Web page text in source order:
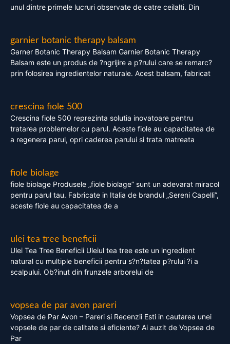
unul dintre primele lucruri observate de catre ceilalti. Din
garnier botanic therapy balsam
Garner Botanic Therapy Balsam Garnier Botanic Therapy
Balsam este un produs de ?ngrijire a p?rului care se remarc?
prin folosirea ingredientelor naturale. Acest balsam, fabricat
crescina fiole 500
Crescina fiole 500 reprezinta solutia inovatoare pentru
tratarea problemelor cu parul. Aceste fiole au capacitatea de
a regenera parul, opri caderea parului si trata matreata
fiole biolage
fiole biolage Produsele „fiole biolage” sunt un adevarat miracol
pentru parul tau. Fabricate in Italia de brandul „Sereni Capelli”,
aceste fiole au capacitatea de a
ulei tea tree beneficii
Ulei Tea Tree Beneficii Uleiul tea tree este un ingredient
natural cu multiple beneficii pentru s?n?tatea p?rului ?i a
scalpului. Ob?inut din frunzele arborelui de
vopsea de par avon pareri
Vopsea de Par Avon – Pareri si Recenzii Esti in cautarea unei
vopsele de par de calitate si eficiente? Ai auzit de Vopsea de
Par